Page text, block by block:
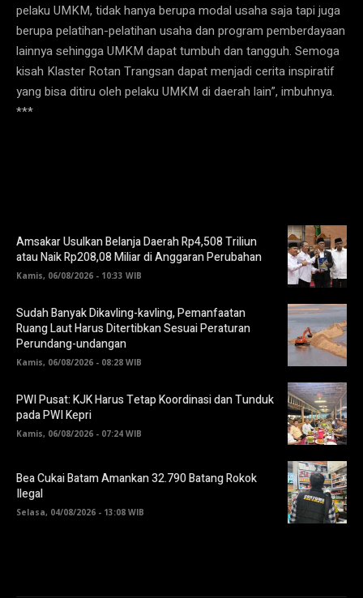
pelaku UMKM, tidak hanya berupa modal usaha saja tapi juga
berupa pelatihan-pelatihan usaha dan program pemberdayaan
lainnya sehingga UMKM dapat tumbuh dan tangguh. Semoga
kisah Klaster Rotan Trangsan dapat menjadi cerita inspiratif
yang bisa ditiru oleh pelaku UMKM di daerah lain”, imbuhnya.
***
Amsakar Usulkan Belanja Daerah Rp4,508 Triliun
atau Naik Rp208,08 Miliar di Anggaran Perubahan
Kamis, 06/08/2026 - 10:33 WIB
Sudah Banyak Dikavling-kavling, Pemanfaatan
Ruang Laut Harus Ditertibkan Sesuai Peraturan
Perundang-undangan
Kamis, 06/08/2026 - 08:28 WIB
PWI Pusat: KJK Harus Tetap Koordinasi dan Tunduk
pada PWI Kepri
Kamis, 06/08/2026 - 07:24 WIB
Bea Cukai Batam Amankan 32.790 Batang Rokok
Ilegal
Selasa, 04/08/2026 - 13:08 WIB